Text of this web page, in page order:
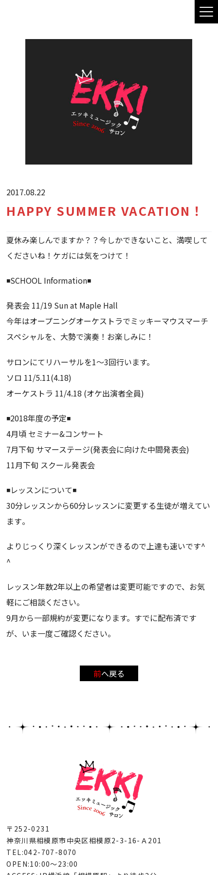
2017.08.22
HAPPY SUMMER VACATION！
夏休み楽しんでますか？？今しかできないこと、満喫して
くださいね！ケガには気をつけて！
◾️SCHOOL Information◾️
発表会 11/19 Sun at Maple Hall
今年はオープニングオーケストラでミッキーマウスマーチ
スペシャルを、大勢で演奏！お楽しみに！
サロンにてリハーサルを1〜3回行います。
ソロ 11/5.11(4.18)
オーケストラ 11/4.18 (オケ出演者全員)
◾️2018年度の予定◾️
4月頃 セミナー&コンサート
7月下旬 サマーステージ(発表会に向けた中間発表会)
11月下旬 スクール発表会
◾️レッスンについて◾️
30分レッスンから60分レッスンに変更する生徒が増えてい
ます。
よりじっくり深くレッスンができるので上達も速いです^
^
レッスン年数2年以上の希望者は変更可能ですので、 お気
軽にご相談ください。
9月から一部規約が変更になります。すでに配布済です
が、 いま一度ご確認ください。
前へ戻る
〒252-0231
神奈川県相模原市中央区相模原2-3-16-Ａ201
TEL:042-707-8070
OPEN:10:00～23:00